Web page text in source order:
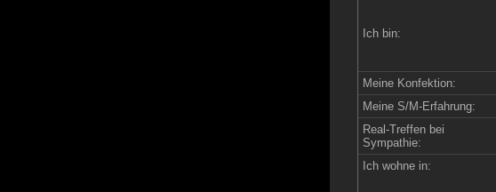
Ich bin:
Meine Konfektion:
Meine S/M-Erfahrung:
Real-Treffen bei
Sympathie:
Ich wohne in: